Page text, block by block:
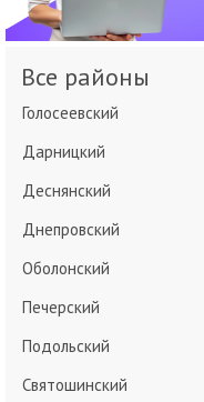
Все районы
Голосеевский
Дарницкий
Деснянский
Днепровский
Оболонский
Печерский
Подольский
Святошинский